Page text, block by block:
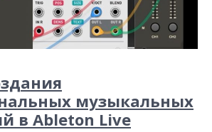
музыкальных
в Ableton Live